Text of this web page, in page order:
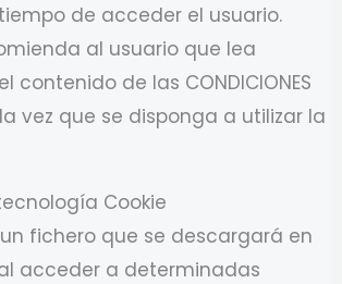
de acceder el usuario.
al usuario que lea
de las CONDICIONES
vez que se disponga a utilizar la
Cookie
fichero que se descargará en
acceder a determinadas